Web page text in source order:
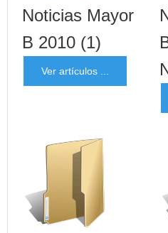
Noticias Mayor
B 2010 (1)
Ver artículos ...